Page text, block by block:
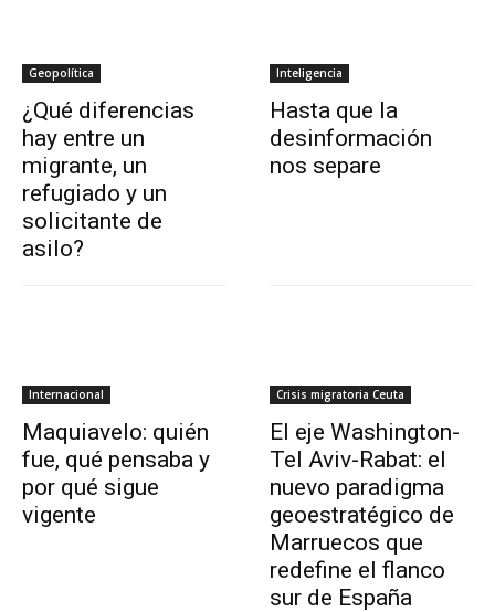
Geopolítica
¿Qué diferencias
hay entre un
migrante, un
refugiado y un
solicitante de
asilo?
Inteligencia
Hasta que la
desinformación
nos separe
Internacional
Maquiavelo: quién
fue, qué pensaba y
por qué sigue
vigente
Crisis migratoria Ceuta
El eje Washington-
Tel Aviv-Rabat: el
nuevo paradigma
geoestratégico de
Marruecos que
redefine el flanco
sur de España